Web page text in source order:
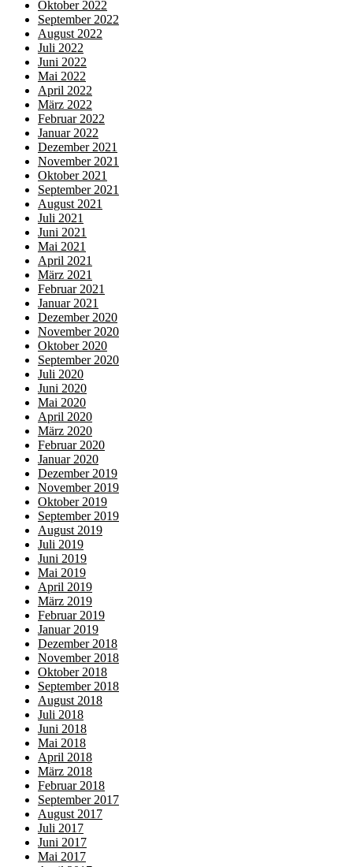
Oktober 2022
September 2022
August 2022
Juli 2022
Juni 2022
Mai 2022
April 2022
März 2022
Februar 2022
Januar 2022
Dezember 2021
November 2021
Oktober 2021
September 2021
August 2021
Juli 2021
Juni 2021
Mai 2021
April 2021
März 2021
Februar 2021
Januar 2021
Dezember 2020
November 2020
Oktober 2020
September 2020
Juli 2020
Juni 2020
Mai 2020
April 2020
März 2020
Februar 2020
Januar 2020
Dezember 2019
November 2019
Oktober 2019
September 2019
August 2019
Juli 2019
Juni 2019
Mai 2019
April 2019
März 2019
Februar 2019
Januar 2019
Dezember 2018
November 2018
Oktober 2018
September 2018
August 2018
Juli 2018
Juni 2018
Mai 2018
April 2018
März 2018
Februar 2018
September 2017
August 2017
Juli 2017
Juni 2017
Mai 2017